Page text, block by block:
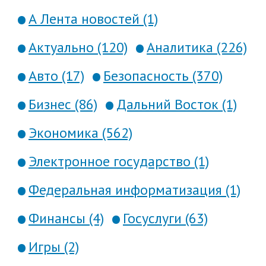
А Лента новостей (1)
Актуально (120)
Аналитика (226)
Авто (17)
Безопасность (370)
Бизнес (86)
Дальний Восток (1)
Экономика (562)
Электронное государство (1)
Федеральная информатизация (1)
Финансы (4)
Госуслуги (63)
Игры (2)